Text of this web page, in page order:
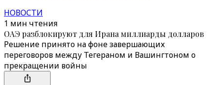
НОВОСТИ
1 мин чтения
ОАЭ разблокируют для Ирана миллиарды долларов
Решение принято на фоне завершающих
переговоров между Тегераном и Вашингтоном о
прекращении войны